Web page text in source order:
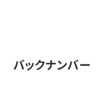
バックナンバー